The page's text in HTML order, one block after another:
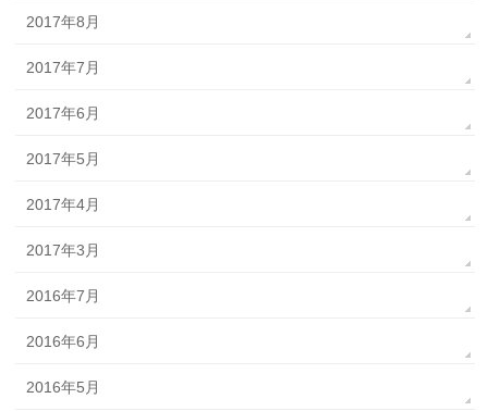
2017年8月
2017年7月
2017年6月
2017年5月
2017年4月
2017年3月
2016年7月
2016年6月
2016年5月